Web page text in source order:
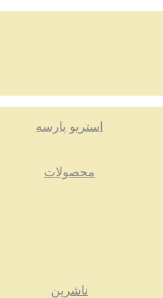
استریو پارسه
محصولات
ناشرین